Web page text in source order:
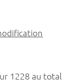
1228 au total